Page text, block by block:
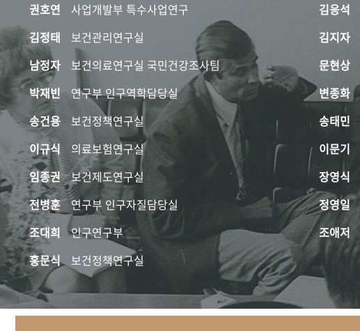
권호연
사업개발부 특수사업연구 김응석
김정태
보건관리연구실 김지자
남정자
보건의료연구실 국민건강조사팀 문현상
박재빈
연구부 인구역학담당실 변종화
송건용
보건정책연구실 송태민
이규식
의료보험연구실 이문기
임종권
보건제도연구실 장영식
전병훈
연구부 인구자질담당실 정영일
조대희
인구연구부 조애저
홍문식
보건정책연구실